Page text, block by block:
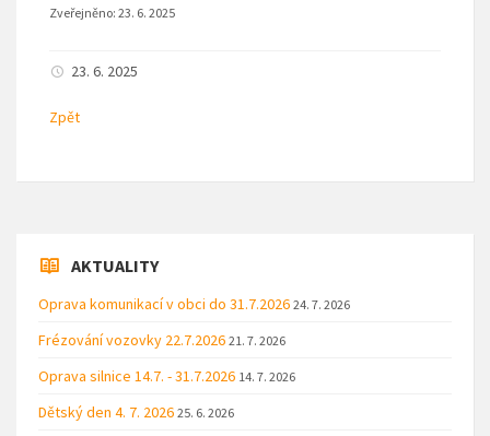
Zveřejněno: 23. 6. 2025
23. 6. 2025
Zpět
AKTUALITY
Oprava komunikací v obci do 31.7.2026 24. 7. 2026
Frézování vozovky 22.7.2026 21. 7. 2026
Oprava silnice 14.7. - 31.7.2026 14. 7. 2026
Dětský den 4. 7. 2026 25. 6. 2026